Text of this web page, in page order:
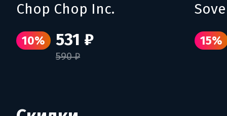
Chop Chop Inc.
10% 531 ₽
590 ₽
15%